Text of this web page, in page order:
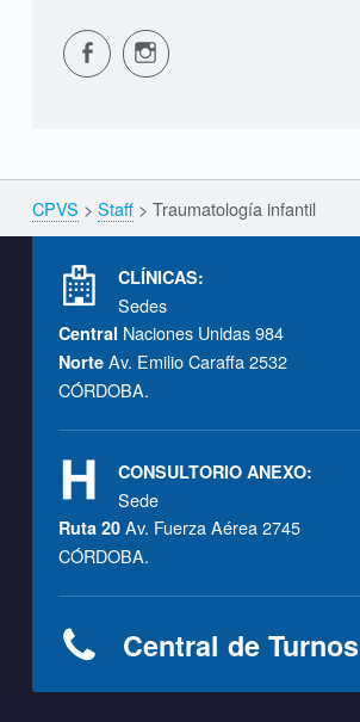
m
a
f
CPVS en Facebook CPVS en Instagram
Breadcrumbs navigation
CPVS > Staff> Traumatología infantil
CLÍNICAS:
Sedes
Central Naciones Unidas 984
Norte Av. Emilio Caraffa 2532
CÓRDOBA.
CONSULTORIO ANEXO:
Sede
Ruta 20Av. Fuerza Aérea 2745
CÓRDOBA.
Central de Turnos